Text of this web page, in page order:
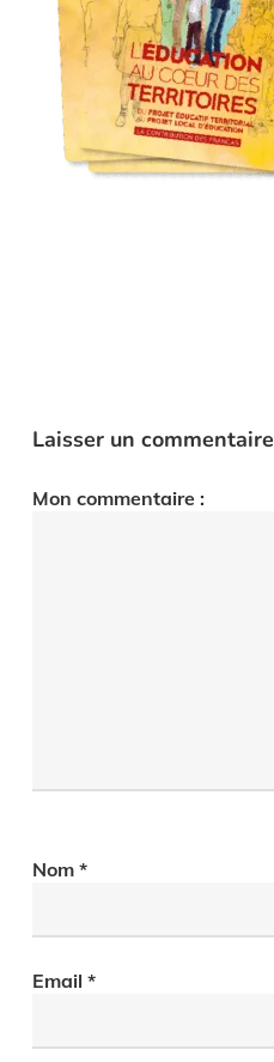
Laisser un commentaire
Mon commentaire :
Nom *
Email *